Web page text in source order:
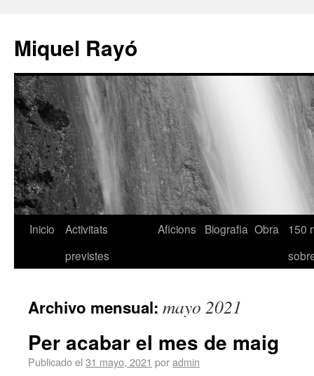
Miquel Rayó
Inicio
Activitats
previstes
Aficions Biografia Obra
150
Archivo mensual: mayo 2021
Per acabar el mes de maig
Publicado el 31 mayo, 2021 poradmin